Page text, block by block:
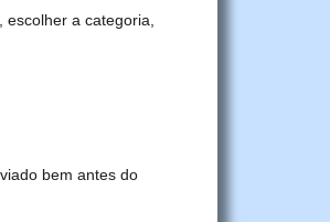
escolher a categoria,
bem antes do